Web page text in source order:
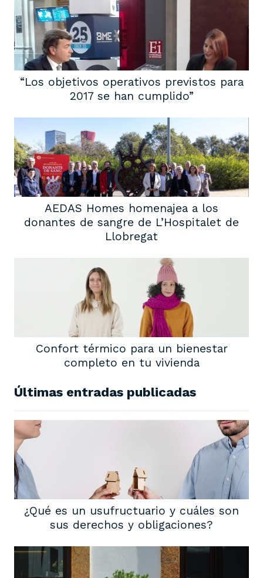
“Los objetivos operativos previstos para
2017 se han cumplido”
AEDAS Homes homenajea a los
donantes de sangre de L’Hospitalet de
Llobregat
Confort térmico para un bienestar
completo en tu vivienda
Últimas entradas publicadas
¿Qué es un usufructuario y cuáles son
sus derechos y obligaciones?